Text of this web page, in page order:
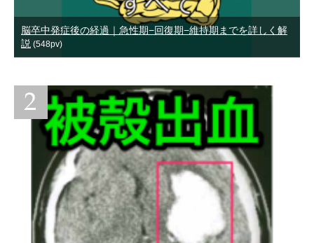
脳卒中発症後の経過｜急性期−回復期−維持期までを詳しく解
説 (548pv)